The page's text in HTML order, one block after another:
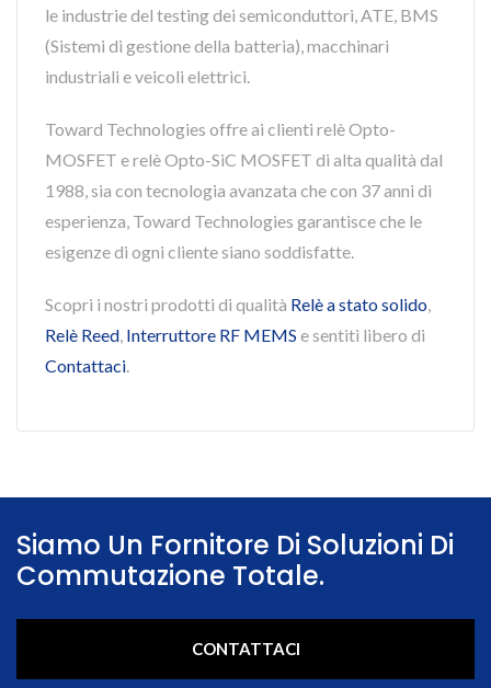
le industrie del testing dei semiconduttori, ATE, BMS
(Sistemi di gestione della batteria), macchinari
industriali e veicoli elettrici.
Toward Technologies offre ai clienti relè Opto-
MOSFET e relè Opto-SiC MOSFET di alta qualità dal
1988, sia con tecnologia avanzata che con 37 anni di
esperienza, Toward Technologies garantisce che le
esigenze di ogni cliente siano soddisfatte.
Scopri i nostri prodotti di qualità Relè a stato solido,
Relè Reed, Interruttore RF MEMS e sentiti libero di
Contattaci.
Siamo Un Fornitore Di Soluzioni Di
Commutazione Totale.
CONTATTACI